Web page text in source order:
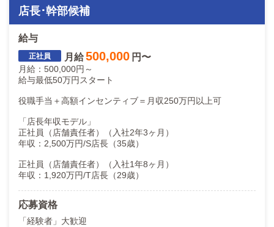
入社3年目Sさん
基本給：500,000円
大入り手当：25,000円
家族手当：10,000円
総支給：741,638円
給与例
入社7年目Nさん
役職：部長（店長）
基本給：1,500,000円
大入り手当：27,000円
達成金：30,000円
店長･幹部候補
給与
月給500,000 円〜
月給：500,000円～
給与最低50万円スタート
役職手当＋高額インセンティブ＝月収250万円以上可
「店長年収モデル」
正社員（店舗責任者）（入社2年3ヶ月）
年収：2,500万円/S店長（35歳）
正社員（店舗責任者）（入社1年8ヶ月）
年収：1,920万円/T店長（29歳）
応募資格
「経験者」大歓迎